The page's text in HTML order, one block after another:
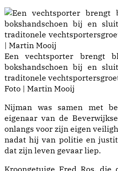
Een vechtsporter brengt
bokshandschoen bij en
traditonele
Foto | Martin Mooij
Nijman was samen met
eigenaar van de
onlangs voor zijn eigen
nadat hij van politie en
dat zijn leven gevaar liep.